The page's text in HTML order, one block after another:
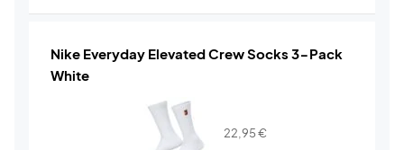
Nike Everyday Elevated Crew Socks 3-Pack
White
22,95€